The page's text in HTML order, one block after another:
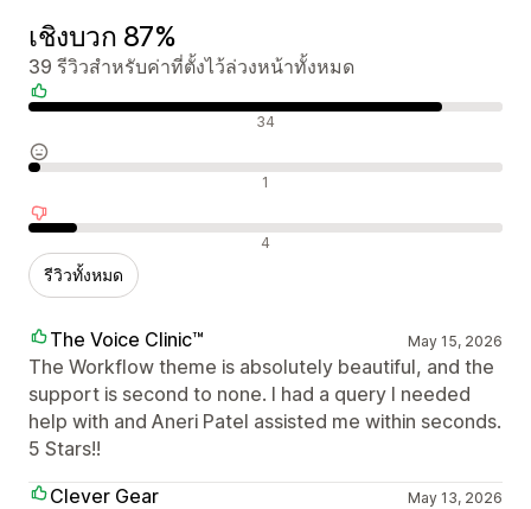
เชิงบวก 87%
39 รีวิวสำหรับค่าที่ตั้งไว้ล่วงหน้าทั้งหมด
รีวิวเชิงบวก 34
รีวิวที่เป็นกลาง 1
รีวิวเชิงลบ 4
รีวิวทั้งหมด
The Voice Clinic™ May 15, 2026
The Workflow theme is absolutely beautiful, and the
support is second to none. I had a query I needed
help with and Aneri Patel assisted me within seconds.
5 Stars!!
Clever Gear
May 13, 2026